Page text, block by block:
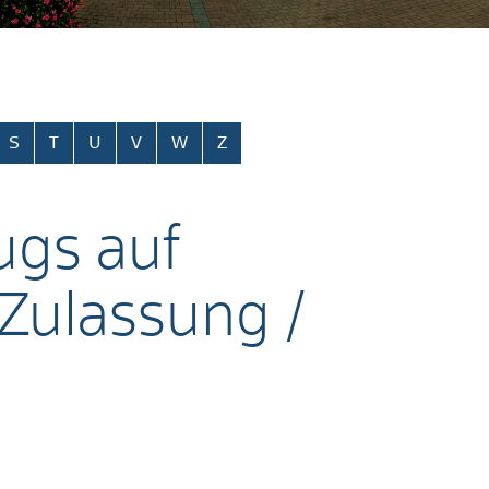
S T U V W Z
auf
/